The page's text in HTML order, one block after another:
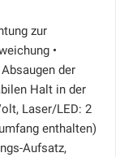
zur
•
der
Halt in der
Laser/LED: 2
enthalten)
Aufsatz,